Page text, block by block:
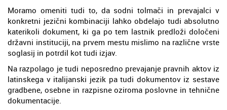
Moramo omeniti tudi to, da sodni tolmači in prevajalci v
konkretni jezični kombinaciji lahko obdelajo tudi absolutno
katerikoli dokument, ki ga po tem lastnik predloži določeni
državni instituciji, na prvem mestu mislimo na različne vrste
soglasij in potrdil kot tudi izjav.
Na razpolago je tudi neposredno prevajanje pravnih aktov iz
latinskega v italijanski jezik pa tudi dokumentov iz sestave
gradbene, osebne in razpisne oziroma poslovne in tehnične
dokumentacije.